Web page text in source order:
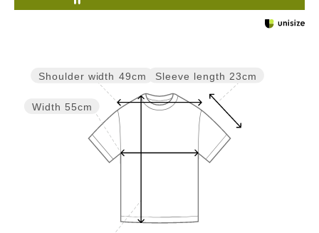
Sleeve length 23cm
Width 55cm
Shoulder width 49cm